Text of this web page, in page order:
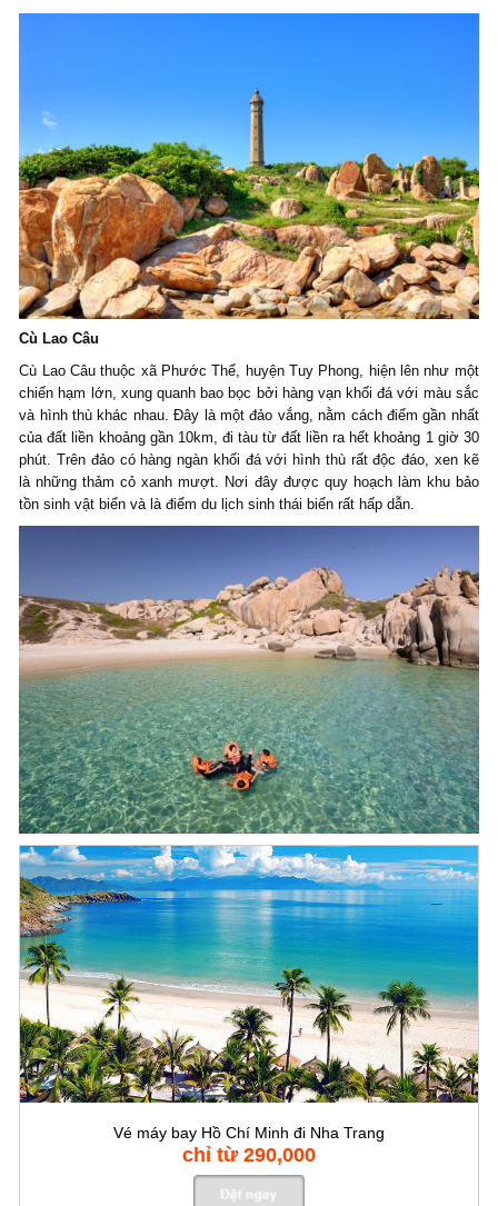
Cù Lao Câu
Cù Lao Câu thuộc xã Phước Thể, huyện Tuy Phong, hiện lên như một
chiến hạm lớn, xung quanh bao bọc bởi hàng vạn khối đá với màu sắc
và hình thù khác nhau. Đây là một đảo vắng, nằm cách điểm gần nhất
của đất liền khoảng gần 10km, đi tàu từ đất liền ra hết khoảng 1 giờ 30
phút. Trên đảo có hàng ngàn khối đá với hình thù rất độc đáo, xen kẽ
là những thảm cỏ xanh mượt. Nơi đây được quy hoạch làm khu bảo
tồn sinh vật biển và là điểm du lịch sinh thái biển rất hấp dẫn.
Vé máy bay Hồ Chí Minh đi Nha Trang
chỉ từ 290,000